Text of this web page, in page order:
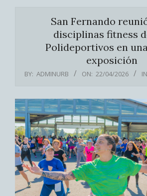
San Fernando
disciplinas fitness
Polideportivos en
exposición
BY: ADMINURB ON: 22/04/2026